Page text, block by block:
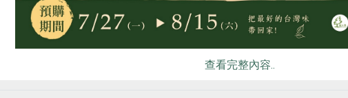
你可能有興趣的產品
查看完整內容..